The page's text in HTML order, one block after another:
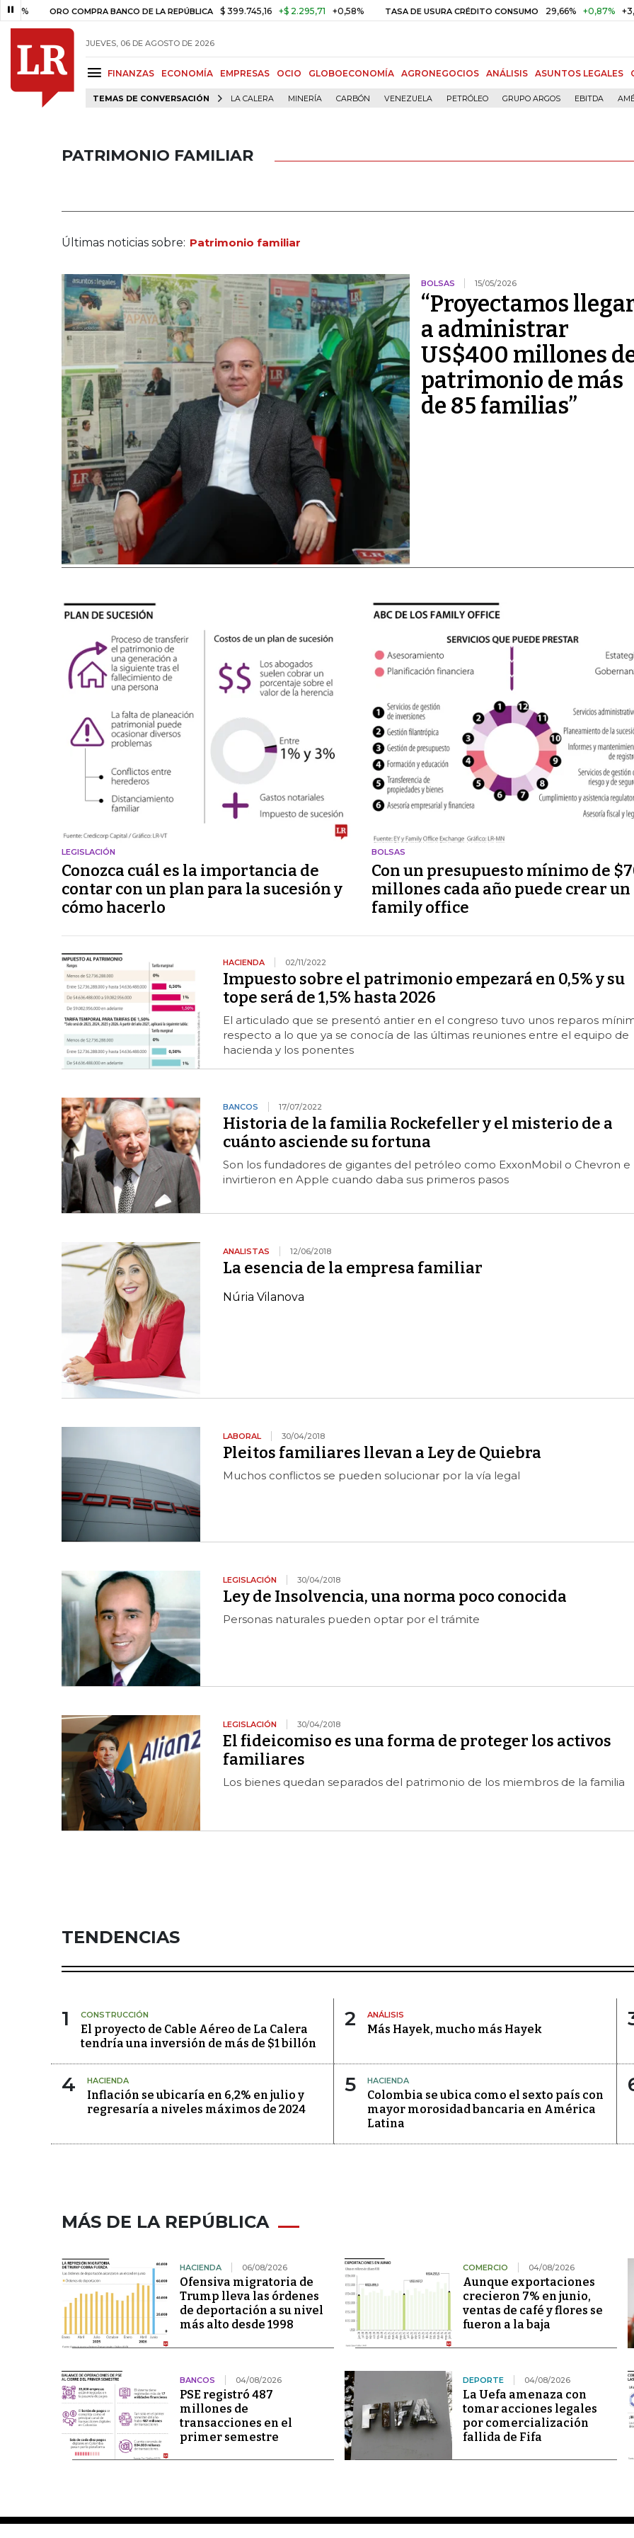
ORO COMPRA BANCO DE LA REPÚBLICA $ 399.745,16 +$ 2.295,71 +0,58% TASA DE USURA CRÉDITO CONSUMO 29,66% +0,87% +3,02%
JUEVES, 06 DE AGOSTO DE 2026
FINANZAS ECONOMÍA EMPRESAS OCIO GLOBOECONOMÍA AGRONEGOCIOS ANÁLISIS ASUNTOS LEGALES
TEMAS DE CONVERSACIÓN LA CALERA MINERÍA CARBÓN VENEZUELA PETRÓLEO GRUPO ARGOS EBITDA
PATRIMONIO FAMILIAR
Últimas noticias sobre: Patrimonio familiar
BOLSAS 15/05/2026
“Proyectamos
a administrar
US$400 millones
patrimonio de más
de 85 familias”
LEGISLACIÓN
Conozca cuál es la importancia de
contar con un plan para la sucesión y
cómo hacerlo
BOLSAS
Con un presupuesto mínimo de
millones cada año puede crear un
family office
HACIENDA 02/11/2022
Impuesto sobre el patrimonio empezará en 0,5% y su
tope será de 1,5% hasta 2026
El articulado que se presentó antier en el congreso tuvo unos reparos
respecto a lo que ya se conocía de las últimas reuniones entre el equipo de
hacienda y los ponentes
BANCOS 17/07/2022
Historia de la familia Rockefeller y el misterio de a
cuánto asciende su fortuna
Son los fundadores de gigantes del petróleo como ExxonMobil o Chevron e
invirtieron en Apple cuando daba sus primeros pasos
ANALISTAS 12/06/2018
La esencia de la empresa familiar
Núria Vilanova
LABORAL 30/04/2018
Pleitos familiares llevan a Ley de Quiebra
Muchos conflictos se pueden solucionar por la vía legal
LEGISLACIÓN 30/04/2018
Ley de Insolvencia, una norma poco conocida
Personas naturales pueden optar por el trámite
LEGISLACIÓN 30/04/2018
El fideicomiso es una forma de proteger los activos
familiares
Los bienes quedan separados del patrimonio de los miembros de la familia
TENDENCIAS
1 CONSTRUCCIÓN
El proyecto de Cable Aéreo de La Calera
tendría una inversión de más de $1 billón
2 ANÁLISIS
Más Hayek, mucho más Hayek
4 HACIENDA
Inflación se ubicaría en 6,2% en julio y
regresaría a niveles máximos de 2024
5 HACIENDA
Colombia se ubica como el sexto país con
mayor morosidad bancaria en América
Latina
MÁS DE LA REPÚBLICA
HACIENDA 06/08/2026
Ofensiva migratoria de
Trump lleva las órdenes
de deportación a su nivel
más alto desde 1998
COMERCIO 04/08/2026
Aunque exportaciones
crecieron 7% en junio,
ventas de café y flores se
fueron a la baja
BANCOS 04/08/2026
PSE registró 487
millones de
transacciones en el
primer semestre
DEPORTE 04/08/2026
La Uefa amenaza con
tomar acciones legales
por comercialización
fallida de Fifa